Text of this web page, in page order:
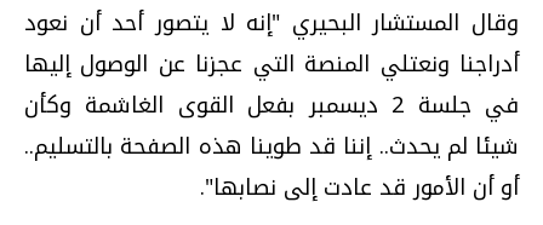
وقال المستشار البحيري "إنه لا يتصور أحد أن نعود
أدراجنا ونعتلي المنصة التي عجزنا عن الوصول إليها
في جلسة 2 ديسمبر بفعل القوى الغاشمة وكأن
شيئا لم يحدث.. إننا قد طوينا هذه الصفحة بالتسليم..
أو أن الأمور قد عادت إلى نصابها".